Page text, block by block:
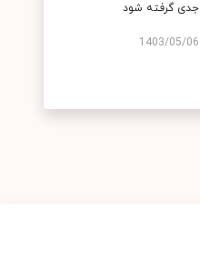
جدی گرفته شود
1403/05/06